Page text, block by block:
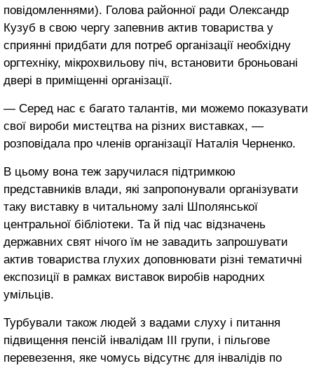
повідомленнями). Голова районної ради Олександр
Кузуб в свою чергу запевнив актив товариства у
сприянні придбати для потреб організації необхідну
оргтехніку, мікрохвильову піч, встановити броньовані
двері в приміщенні організації.
— Серед нас є багато талантів, ми можемо показувати
свої вироби мистецтва на різних виставках, —
розповідала про членів організації Наталія Черненко.
В цьому вона теж заручилася підтримкою
представників влади, які запропонували організувати
таку виставку в читальному залі Шполянської
центральної бібліотеки. Та й під час відзначень
державних свят нічого їм не завадить запрошувати
актив товариства глухих доповнювати різні тематичні
експозиції в рамках виставок виробів народних
умільців.
Турбували також людей з вадами слуху і питання
підвищення пенсій інвалідам ІІІ групи, і пільгове
перевезення, яке чомусь відсутнє для інвалідів по